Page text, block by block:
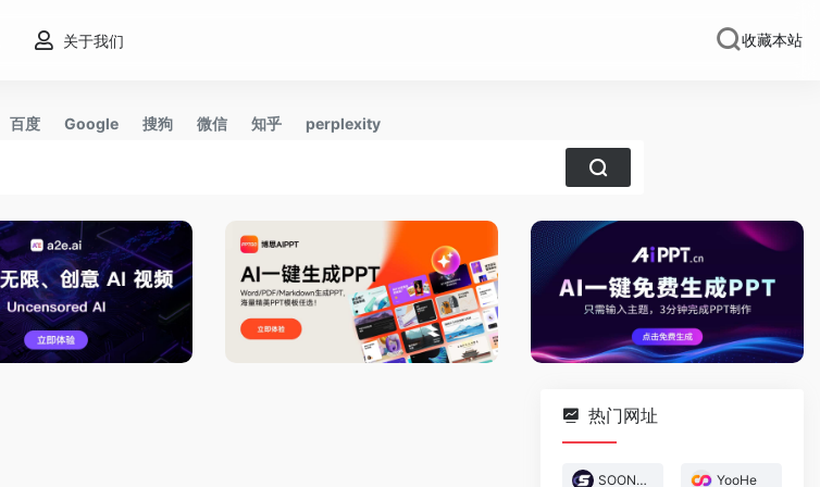
关于我们 收藏本站
百度 Google 搜狗 微信 知乎 perplexity
热门网址
SOON-AI游戏创作 YooHe